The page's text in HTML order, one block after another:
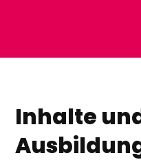
Inhalte